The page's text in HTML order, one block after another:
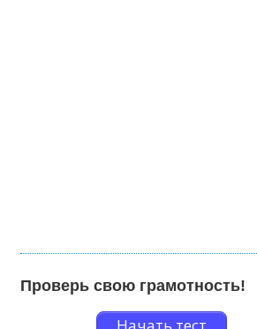
Проверь свою грамотность!